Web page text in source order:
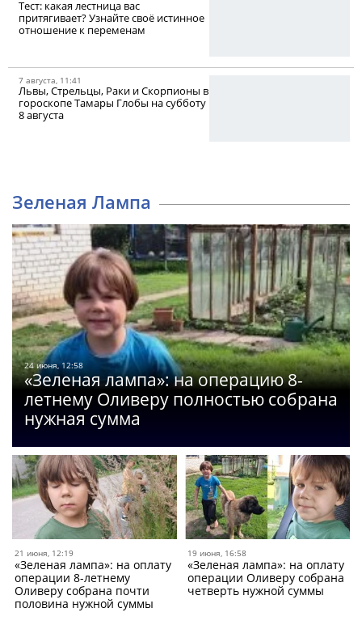
Тест: какая лестница вас
притягивает? Узнайте своё истинное
отношение к переменам
7 августа, 11:41
Львы, Стрельцы, Раки и Скорпионы в
гороскопе Тамары Глобы на субботу
8 августа
Зеленая Лампа
24 июня, 12:58
«Зеленая лампа»: на операцию 8-
летнему Оливеру полностью собрана
нужная сумма
21 июня, 12:19
«Зеленая лампа»: на оплату
операции 8-летнему
Оливеру собрана почти
половина нужной суммы
19 июня, 16:58
«Зеленая лампа»: на оплату
операции Оливеру собрана
четверть нужной суммы